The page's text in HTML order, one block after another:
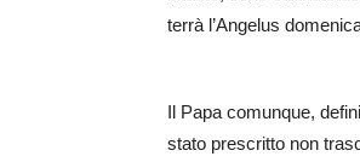
terrà l’Angelus
Il Papa comunque,
stato prescritto non